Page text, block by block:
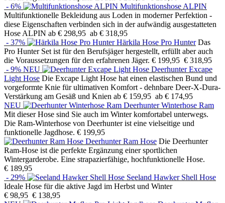
- 6%
Multifunktionshose ALPIN
Multifunktionelle Bekleidung aus Loden in moderner Perfektion -
diese Eigenschaften verbinden sich in der aufwändig ausgestatteten
Hose ALPIN ab € 298,95 ab € 318,95
- 37%
Härkila Hose Pro Hunter Das
Pro Hunter Set ist für den Berufsjäger hergestellt, erfüllt aber auch
die Voraussetzungen für den erfahrenen Jäger. € 199,95 € 318,95
- 9% NEU
Deerhunter Excape
Light Hose Die Excape Light Hose hat einen elastischen Bund und
vorgeformte Knie für ultimativen Komfort - dehnbare Deer-X-Dura-
Verstärkung am Gesäß und Knien ab € 159,95 ab € 174,95
NEU
Deerhunter Winterhose Ram
Mit dieser Hose sind Sie auch im Winter komfortabel unterwegs.
Die Ram-Winterhose von Deerhunter ist eine vielseitige und
funktionelle Jagdhose. € 199,95
Deerhunter Ram Hose Die Deerhunter
Ram-Hose ist die perfekte Ergänzung einer sportlichen
Wintergarderobe. Eine strapazierfähige, hochfunktionelle Hose.
€ 189,95
- 29%
Seeland Hawker Shell Hose
Ideale Hose für die aktive Jagd im Herbst und Winter
€ 98,95 € 138,95